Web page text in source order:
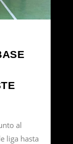
al
liga hasta